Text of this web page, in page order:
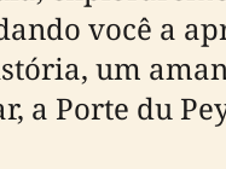
você a
um
a Porte du